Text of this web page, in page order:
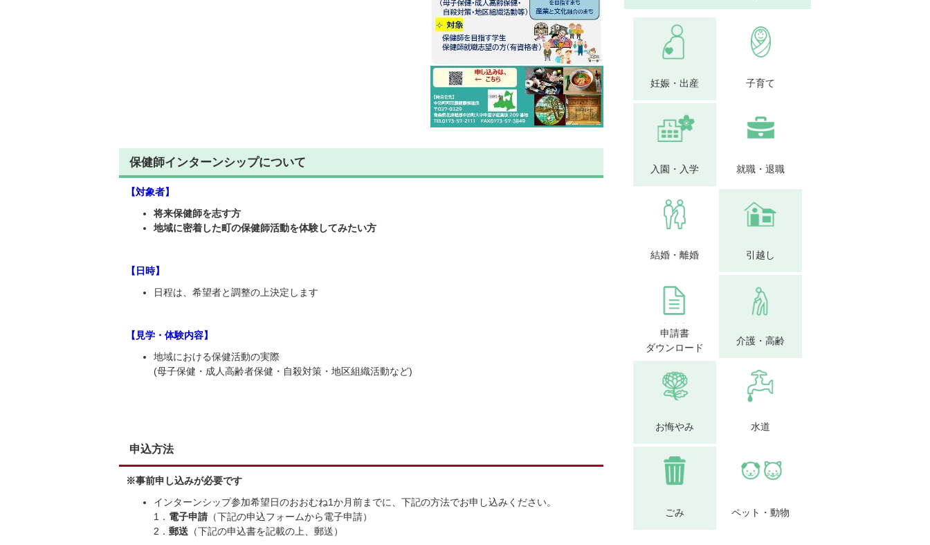
保健師インターンシップについて
【対象者】
将来保健師を志す方
地域に密着した町の保健師活動を体験してみたい方
【日時】
日程は、希望者と調整の上決定します
【見学・体験内容】
地域における保健活動の実際
(母子保健・成人高齢者保健・自殺対策・地区組織活動など)
申込方法
※事前申し込みが必要です
インターンシップ参加希望日のおおむね1か月前までに、下記の方法でお申し込みください。
1． 電子申請（下記の申込フォームから電子申請）
2．郵送 （下記の申込書を記載の上、郵送）
妊娠・出産 子育て
入園・入学 就職・退職
結婚・離婚 引越し
申請書
ダウンロード
介護・高齢
お悔やみ 水道
ごみ ペット・動物